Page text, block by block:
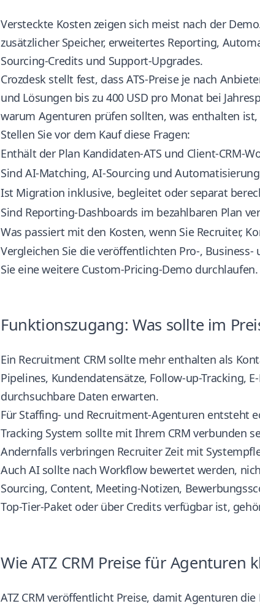
Versteckte Kosten zeigen sich meist nach der
zusätzlicher Speicher, erweitertes Reporting,
Sourcing-Credits und Support-Upgrades.
Crozdesk stellt fest, dass ATS-Preise je nach
und Lösungen bis zu 400 USD pro Monat bei
warum Agenturen prüfen sollten, was enthalten
Stellen Sie vor dem Kauf diese Fragen:
Enthält der Plan Kandidaten-ATS und Client-CRM-
Sind AI-Matching, AI-Sourcing und
Ist Migration inklusive, begleitet oder separat
Sind Reporting-Dashboards im bezahlbaren Plan
Was passiert mit den Kosten, wenn Sie Recruiter,
Vergleichen Sie die veröffentlichten Pro-, Business-
Sie eine weitere Custom-Pricing-Demo durchlaufen.
Funktionszugang: Was sollte im
Ein Recruitment CRM sollte mehr enthalten als
Pipelines, Kundendatensätze, Follow-up-Tracking,
durchsuchbare Daten erwarten.
Für Staffing- und Recruitment-Agenturen entsteht
Tracking System sollte mit Ihrem CRM verbunden
Andernfalls verbringen Recruiter Zeit mit
Auch AI sollte nach Workflow bewertet werden,
Sourcing, Content, Meeting-Notizen,
Top-Tier-Paket oder über Credits verfügbar ist,
Wie ATZ CRM Preise für Agenturen
ATZ CRM veröffentlicht Preise, damit Agenturen die